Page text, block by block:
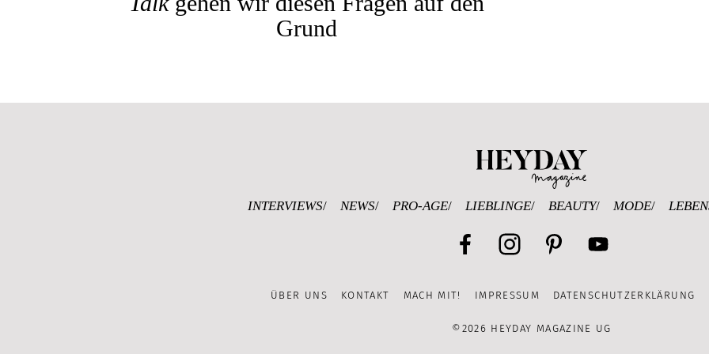
Grund
INTERVIEWS NEWS PRO-AGE LIEBLINGE BEAUTY MODE
Channel
ÜBER UNS KONTAKT MACH MIT! IMPRESSUM DATENSCHUTZERKLÄRUNG
©2026 HEYDAY MAGAZINE UG